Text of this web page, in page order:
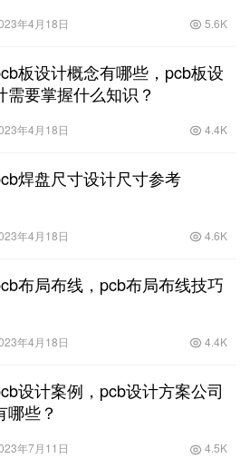
年4月18日 5.6K
板设计概念有哪些，pcb板设
需要掌握什么知识？
年4月18日 4.4K
焊盘尺寸设计尺寸参考
年4月18日 4.6K
布局布线，pcb布局布线技巧
年4月18日 4.4K
设计案例，pcb设计方案公司
哪些？
年7月11日 4.5K